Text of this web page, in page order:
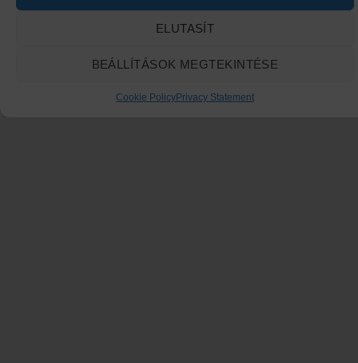
ELUTASÍT
BEÁLLÍTÁSOK MEGTEKINTÉSE
Cookie PolicyPrivacy Statement